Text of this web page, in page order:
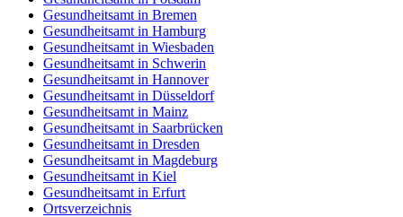
Gesundheitsamt in Bremen
Gesundheitsamt in Hamburg
Gesundheitsamt in Wiesbaden
Gesundheitsamt in Schwerin
Gesundheitsamt in Hannover
Gesundheitsamt in Düsseldorf
Gesundheitsamt in Mainz
Gesundheitsamt in Saarbrücken
Gesundheitsamt in Dresden
Gesundheitsamt in Magdeburg
Gesundheitsamt in Kiel
Gesundheitsamt in Erfurt
Ortsverzeichnis